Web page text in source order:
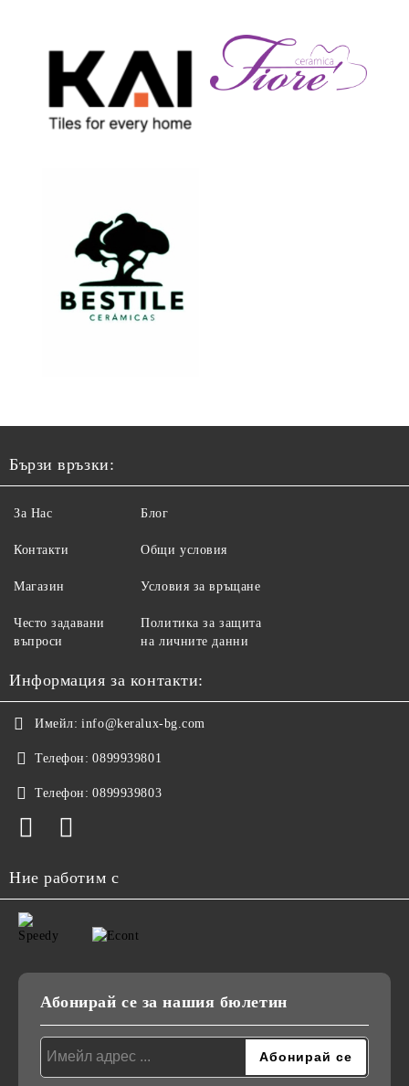
Бързи връзки:
За Нас
Контакти
Магазин
Често задавани
въпроси
Блог
Общи условия
Условия за връщане
Политика за защита
на личните данни
Информация за контакти:
Имейл: info@keralux-bg.com
Телефон: 0899939801
Телефон: 0899939803
Ние работим с
Абонирай се за нашия бюлетин